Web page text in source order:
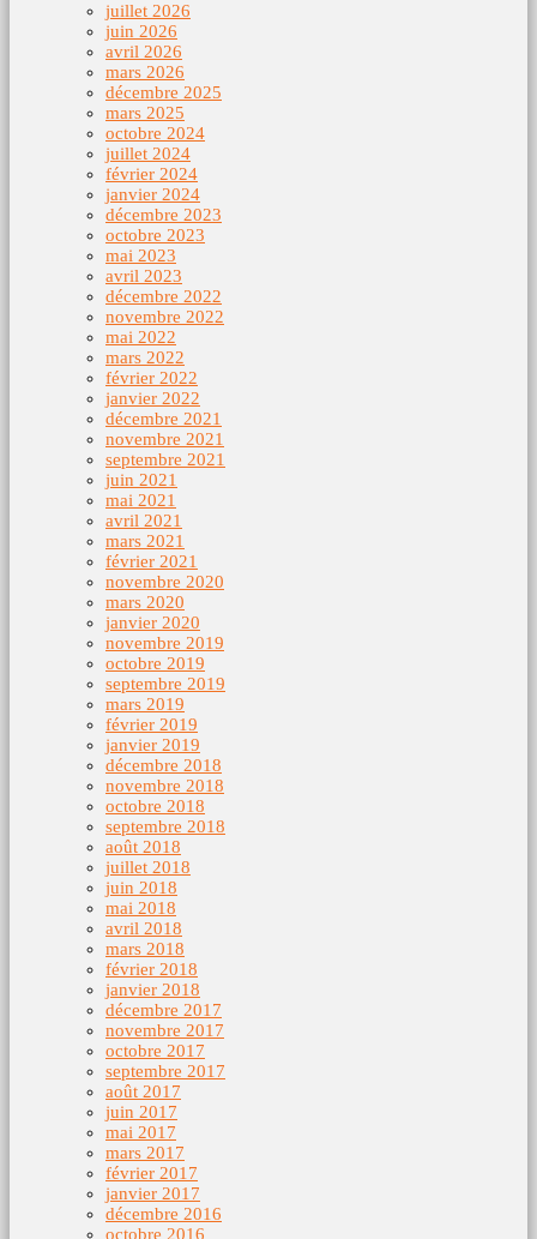
juillet 2026
juin 2026
avril 2026
mars 2026
décembre 2025
mars 2025
octobre 2024
juillet 2024
février 2024
janvier 2024
décembre 2023
octobre 2023
mai 2023
avril 2023
décembre 2022
novembre 2022
mai 2022
mars 2022
février 2022
janvier 2022
décembre 2021
novembre 2021
septembre 2021
juin 2021
mai 2021
avril 2021
mars 2021
février 2021
novembre 2020
mars 2020
janvier 2020
novembre 2019
octobre 2019
septembre 2019
mars 2019
février 2019
janvier 2019
décembre 2018
novembre 2018
octobre 2018
septembre 2018
août 2018
juillet 2018
juin 2018
mai 2018
avril 2018
mars 2018
février 2018
janvier 2018
décembre 2017
novembre 2017
octobre 2017
septembre 2017
août 2017
juin 2017
mai 2017
mars 2017
février 2017
janvier 2017
décembre 2016
octobre 2016